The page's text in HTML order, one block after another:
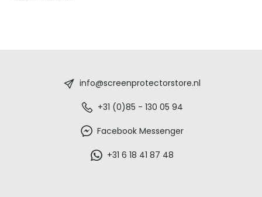
info@screenprotectorstore.nl
+31 (0)85 - 130 05 94
Facebook Messenger
+31 6 18 41 87 48